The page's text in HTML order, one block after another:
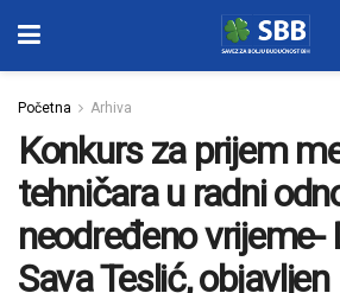
Početna Arhiva
Konkurs za prijem
tehničara u radni
neodređeno vrijeme-
Sava Teslić, objavljen